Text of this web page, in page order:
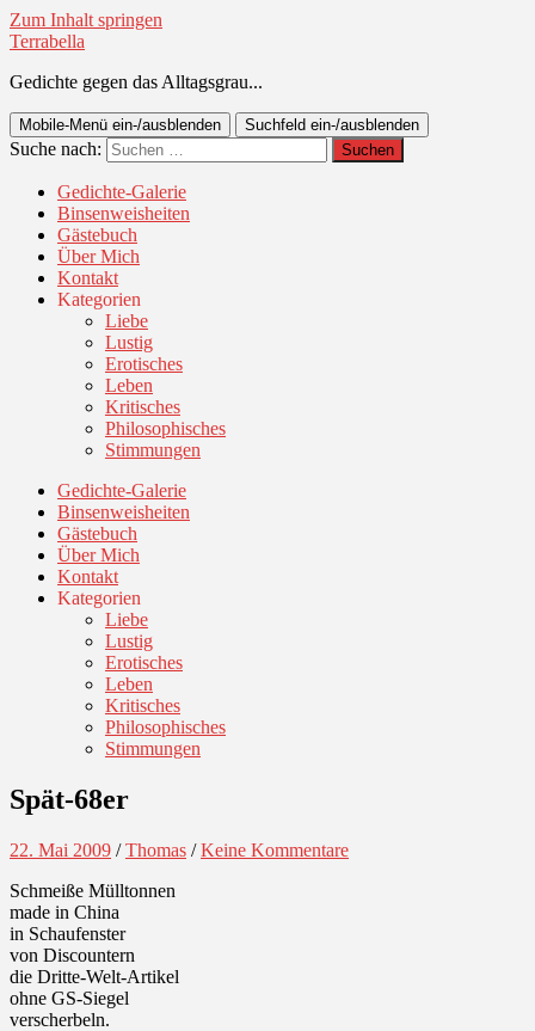
Zum Inhalt springen
Terrabella
Gedichte gegen das Alltagsgrau...
Mobile-Menü ein-/ausblenden Suchfeld ein-/ausblenden
Suche nach:
Gedichte-Galerie
Binsenweisheiten
Gästebuch
Über Mich
Kontakt
Kategorien
Liebe
Lustig
Erotisches
Leben
Kritisches
Philosophisches
Stimmungen
Gedichte-Galerie
Binsenweisheiten
Gästebuch
Über Mich
Kontakt
Kategorien
Liebe
Lustig
Erotisches
Leben
Kritisches
Philosophisches
Stimmungen
Spät-68er
22. Mai 2009 /Thomas /Keine Kommentare
Schmeiße Mülltonnen
made in China
in Schaufenster
von Discountern
die Dritte-Welt-Artikel
ohne GS-Siegel
verscherbeln.